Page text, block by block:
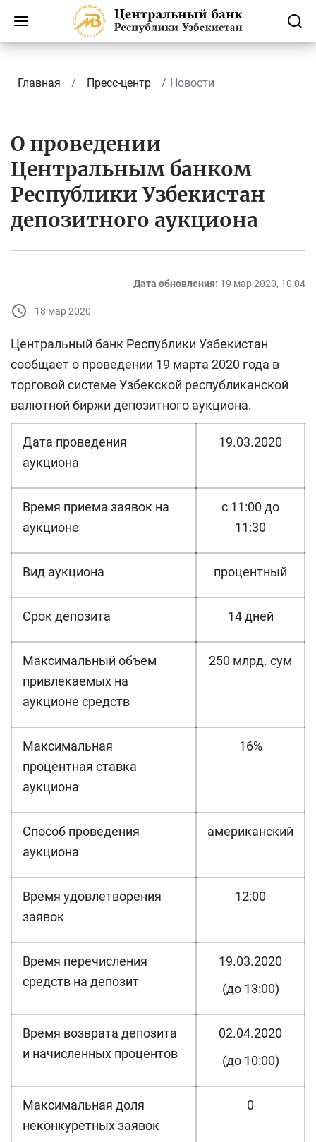
Главная Пресс-центр Новости
О проведении
Центральным банком
Республики Узбекистан
депозитного аукциона
Дата обновления: 19 мар 2020, 10:04
18 мар 2020
Центральный банк Республики Узбекистан
сообщает о проведении 19 марта 2020 года в
торговой системе Узбекской республиканской
валютной биржи депозитного аукциона.
Дата проведения
аукциона
19.03.2020
Время приема заявок на
аукционе
с 11:00 до
11:30
Вид аукциона процентный
Срок депозита 14 дней
Максимальный объем
привлекаемых на
аукционе средств
250 млрд. сум
Максимальная
процентная ставка
аукциона
16%
Способ проведения
аукциона
американский
Время удовлетворения
заявок
12:00
Время перечисления
средств на депозит
19.03.2020
(до 13:00)
Время возврата депозита
и начисленных процентов
02.04.2020
(до 10:00)
Максимальная доля
неконкуретных заявок
0